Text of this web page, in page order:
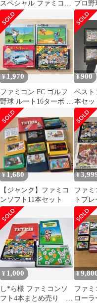
スペシャル ファミコン
ソフト 中古
プロ野
¥1,970
ファミコン FC ゴルフ
野球 ルート16ターボ 任
天堂 まとめ 4本セット
¥900
ベスト
本セッ
済】 フ
¥1,680
【ジャンク】ファミコ
ンソフト11本セット
¥
ファミ
トプ
Ⅱ・ス
説な
¥ 1,000
し*ら様 ファミコンソ
フト4本まとめ売り 箱
¥
ファミ
ローラ